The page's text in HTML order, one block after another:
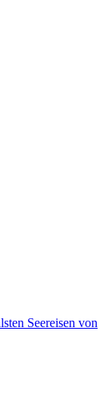
Seereisen von